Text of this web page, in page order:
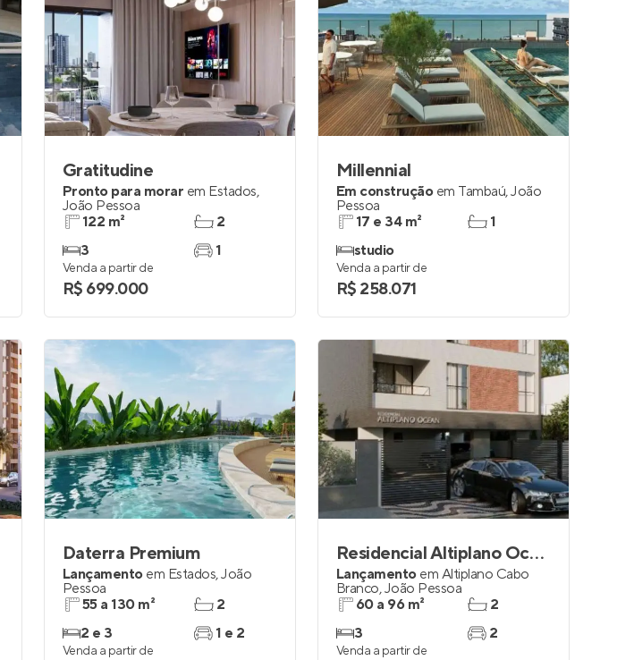
Gratitudine
Pronto para morar em Estados,
João Pessoa
122 m²
3
2
1
Venda a partir de
R$ 699.000
Millennial
Em construção em Tambaú,João
Pessoa
17 e 34 m²
studio
1
Venda a partir de
R$ 258.071
Daterra Premium
Lançamento em Estados,João
Pessoa
55 a 130 m²
2 e 3
2
1 e 2
Venda a partir de
Residencial Altiplano Ocean
Lançamento em Altiplano Cabo
Branco,João Pessoa
60 a 96 m²
3
2
2
Venda a partir de